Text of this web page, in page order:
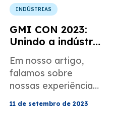
INDÚSTRIAS
GMI CON 2023:
Unindo a indústria
de imigração e o
marketing digital
Em nosso artigo,
falamos sobre
nossas experiências
com o GMI CON
11 de setembro de 2023